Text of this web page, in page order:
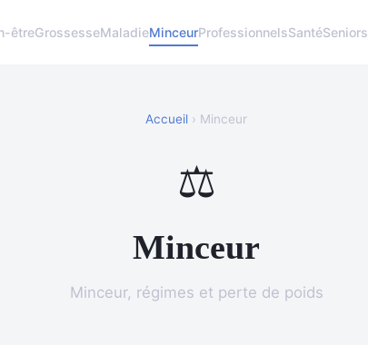
êtreGrossesseMaladieMinceurProfessionnelsSantéSeniors
Accueil › Minceur
⚖️
Minceur
Minceur, régimes et perte de poids